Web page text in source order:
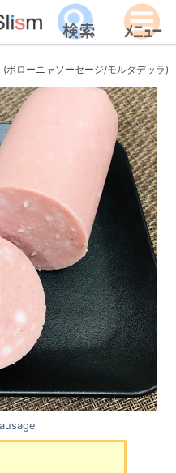
(ボローニャソーセージ/モルタデッラ)